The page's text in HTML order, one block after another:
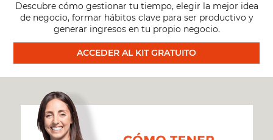
Descubre cómo gestionar tu tiempo, elegir la mejor idea
de negocio, formar hábitos clave para ser productivo y
generar ingresos en tu propio negocio.
ACCEDER AL KIT GRATUITO